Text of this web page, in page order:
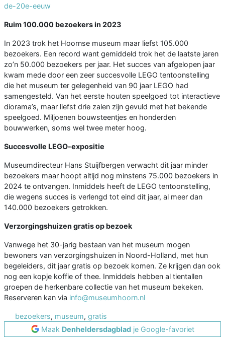
de-20e-eeuw
Ruim 100.000 bezoekers in 2023
In 2023 trok het Hoornse museum maar liefst 105.000
bezoekers. Een record want gemiddeld trok het de laatste jaren
zo’n 50.000 bezoekers per jaar. Het succes van afgelopen jaar
kwam mede door een zeer succesvolle LEGO tentoonstelling
die het museum ter gelegenheid van 90 jaar LEGO had
samengesteld. Van het eerste houten speelgoed tot interactieve
diorama’s, maar liefst drie zalen zijn gevuld met het bekende
speelgoed. Miljoenen bouwsteentjes en honderden
bouwwerken, soms wel twee meter hoog.
Succesvolle LEGO-expositie
Museumdirecteur Hans Stuijfbergen verwacht dit jaar minder
bezoekers maar hoopt altijd nog minstens 75.000 bezoekers in
2024 te ontvangen. Inmiddels heeft de LEGO tentoonstelling,
die wegens succes is verlengd tot eind dit jaar, al meer dan
140.000 bezoekers getrokken.
Verzorgingshuizen gratis op bezoek
Vanwege het 30-jarig bestaan van het museum mogen
bewoners van verzorgingshuizen in Noord-Holland, met hun
begeleiders, dit jaar gratis op bezoek komen. Ze krijgen dan ook
nog een kopje koffie of thee. Inmiddels hebben al tientallen
groepen de herkenbare collectie van het museum bekeken.
Reserveren kan via info@museumhoorn.nl
bezoekers, museum, gratis
Maak Denheldersdagbladje Google-favoriet